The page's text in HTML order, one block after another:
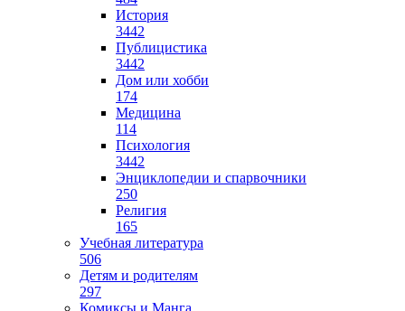
История
3442
Публицистика
3442
Дом или хобби
174
Медицина
114
Психология
3442
Энциклопедии и спарвочники
250
Религия
165
Учебная литература
506
Детям и родителям
297
Комиксы и Манга